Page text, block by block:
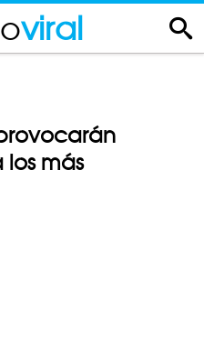
viral
más